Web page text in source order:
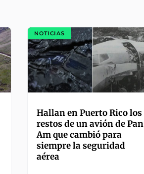
NOTICIAS
Hallan en Puerto Rico los
restos de un avión de Pan
Am que cambió para
siempre la seguridad
aérea